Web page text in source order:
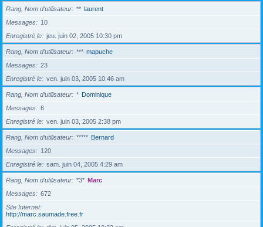
Rang, Nom d’utilisateur ** laurent
Messages
10
Enregistré le
jeu. juin 02, 2005 10:30 pm
Rang, Nom d’utilisateur *** mapuche
Messages
23
Enregistré le
ven. juin 03, 2005 10:46 am
Rang, Nom d’utilisateur * Dominique
Messages
6
Enregistré le
ven. juin 03, 2005 2:38 pm
Rang, Nom d’utilisateur ***** Bernard
Messages
120
Enregistré le
sam. juin 04, 2005 4:29 am
Rang, Nom d’utilisateur *3* Marc
Messages
672
Site Internet
http://marc.saumade.free.fr